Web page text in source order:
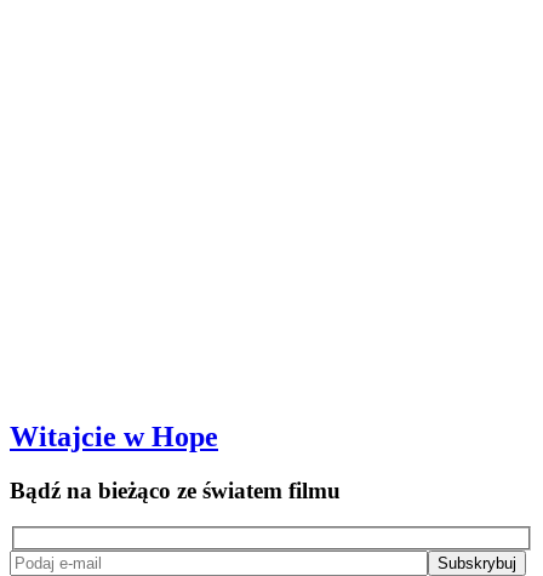
Witajcie w Hope
Bądź na bieżąco ze światem filmu